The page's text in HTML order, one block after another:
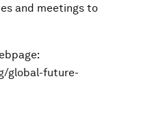
and meetings to
global-future-